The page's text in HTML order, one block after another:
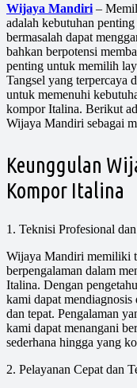
Wijaya Mandiri –
adalah kebutuhan
bermasalah dapat
bahkan berpotensi
penting untuk memilih
Tangsel yang terpercaya
untuk memenuhi
kompor Italina. Berikut
Wijaya Mandiri sebagai
Keunggulan
Kompor Italina
1. Teknisi Profesional
Wijaya Mandiri memiliki
berpengalaman dalam
Italina. Dengan
kami dapat mendiagnosis
dan tepat. Pengalaman
kami dapat menangani
sederhana hingga yang
2. Pelayanan Cepat dan